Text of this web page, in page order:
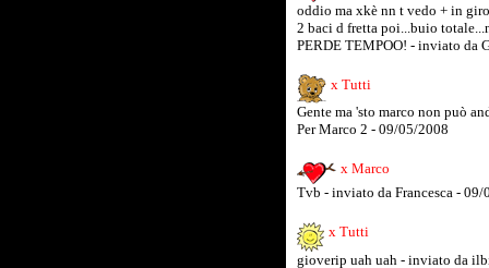
oddio ma xkè nn t vedo + in
2 baci d fretta poi...buio
PERDE TEMPOO! - inviato da
x Tutti
Gente ma 'sto marco non può
Per Marco 2 - 09/05/2008
x Marco
Tvb - inviato da Francesca - 09/
x Tutti
gioverip uah uah - inviato da